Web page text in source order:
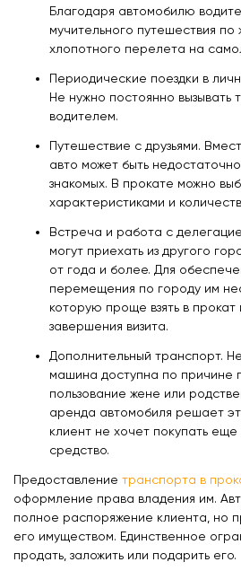
Благодаря автомобилю
мучительного путешествия
хлопотного перелета на
Периодические поездки в
Не нужно постоянно вызывать
водителем.
Путешествие с друзьями.
авто может быть
знакомых. В прокате можно
характеристиками и
Встреча и работа с
могут приехать из другого
от года и более. Для
перемещения по городу им
которую проще взять в прокат
завершения визита.
Дополнительный транспорт.
машина доступна по причине
пользование жене или
аренда автомобиля решает
клиент не хочет покупать
средство.
Предоставление транспорта в
оформление права владения им.
полное распоряжение клиента, но
его имуществом. Единственное
продать, заложить или подарить его.